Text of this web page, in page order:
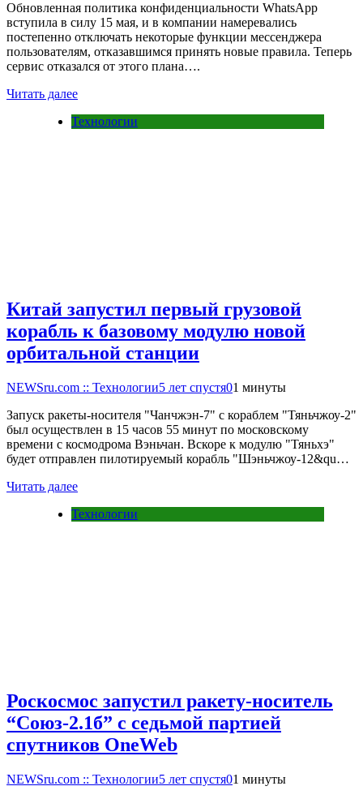
Обновленная политика конфиденциальности WhatsApp
вступила в силу 15 мая, и в компании намеревались
постепенно отключать некоторые функции мессенджера
пользователям, отказавшимся принять новые правила. Теперь
сервис отказался от этого плана….
Читать далее
Технологии
Китай запустил первый грузовой
корабль к базовому модулю новой
орбитальной станции
NEWSru.com :: Технологии5 лет спустя01 минуты
Запуск ракеты-носителя "Чанчжэн-7" с кораблем "Тяньчжоу-2"
был осуществлен в 15 часов 55 минут по московскому
времени с космодрома Вэньчан. Вскоре к модулю "Тяньхэ"
будет отправлен пилотируемый корабль "Шэньчжоу-12&qu…
Читать далее
Технологии
Роскосмос запустил ракету-носитель
“Союз-2.1б” с седьмой партией
спутников OneWeb
NEWSru.com :: Технологии5 лет спустя01 минуты